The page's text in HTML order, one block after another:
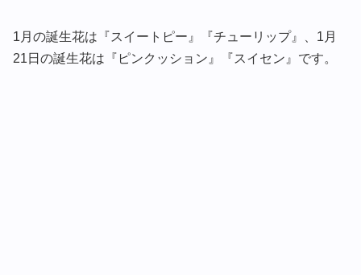
1月の誕生花は『スイートピー』『チューリップ』、1月
21日の誕生花は『ピンクッション』『スイセン』です。